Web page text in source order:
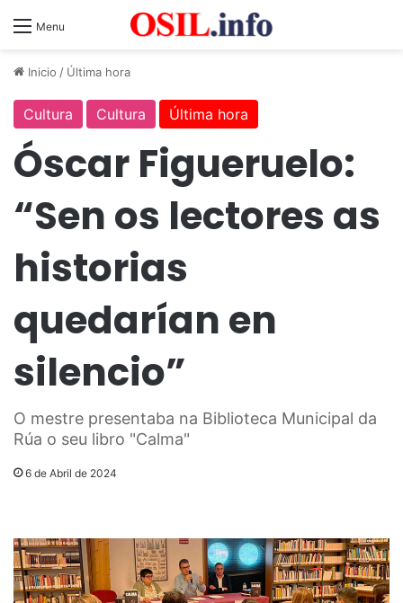
Menu
Inicio / Última hora
Cultura Cultura Última hora
Óscar Figueruelo:
“Sen os lectores as
historias
quedarían en
silencio”
O mestre presentaba na Biblioteca Municipal da
Rúa o seu libro "Calma"
6 de Abril de 2024